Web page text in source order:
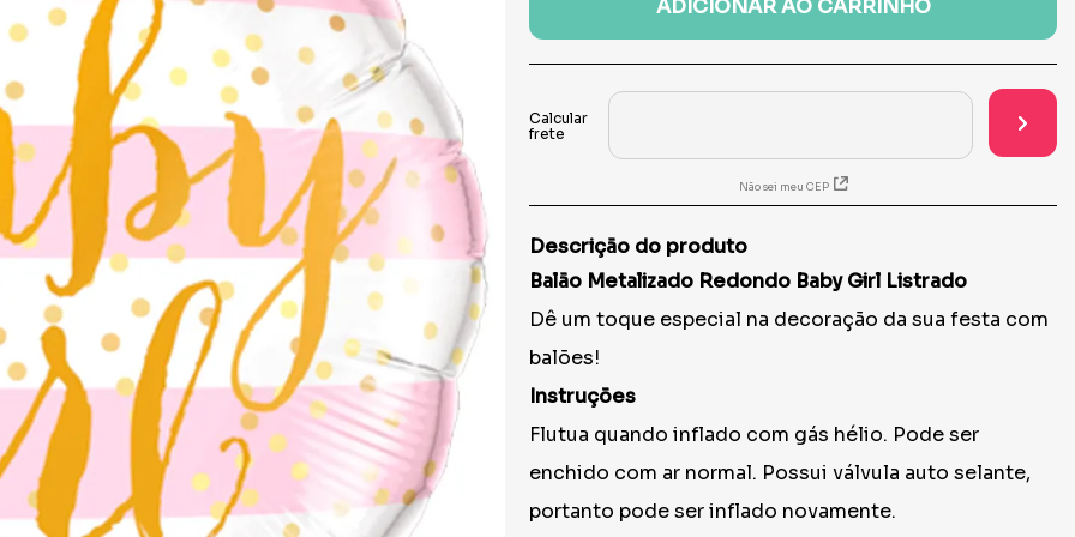
boleiras
ADICIONAR AO CARRINHO
Não sei meu CEP
Descrição do produto
Balão Metalizado Redondo Baby Girl Listrado
Dê um toque especial na decoração da sua festa com
balões!
Instruções
Flutua quando inflado com gás hélio. Pode ser
enchido com ar normal. Possui válvula auto selante,
portanto pode ser inflado novamente.